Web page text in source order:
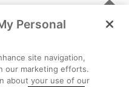
ルート
を見る
Personal
site navigation,
our marketing efforts.
about your use of our